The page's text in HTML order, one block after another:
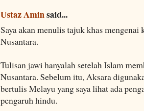
Ustaz Aminsaid...
Saya akan menulis tajuk khas mengenai
Nusantara.
Tulisan jawi hanyalah setelah Islam
Nusantara. Sebelum itu, Aksara
bertulis Melayu yang saya lihat ada
pengaruh hindu.